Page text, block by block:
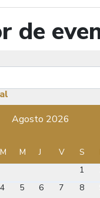
de
Agosto 2026
M M J V S
1
4 5 6 7 8